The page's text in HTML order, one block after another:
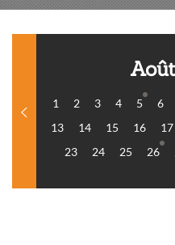
1 2 3 4 5 6
13
14 15 16 17
23
24 25 26